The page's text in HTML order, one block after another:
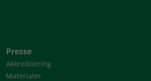
Presse
Akkreditering
Materialer